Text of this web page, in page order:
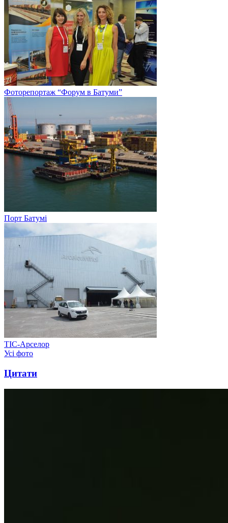
Фоторепортаж “Форум в Батуми”
Порт Батумі
ТІС-Арселор
Усі фото
Цитати